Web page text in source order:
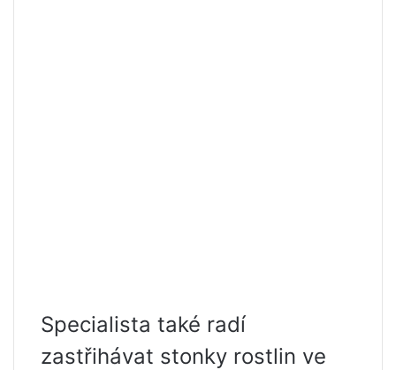
Specialista také radí
zastřihávat stonky rostlin ve